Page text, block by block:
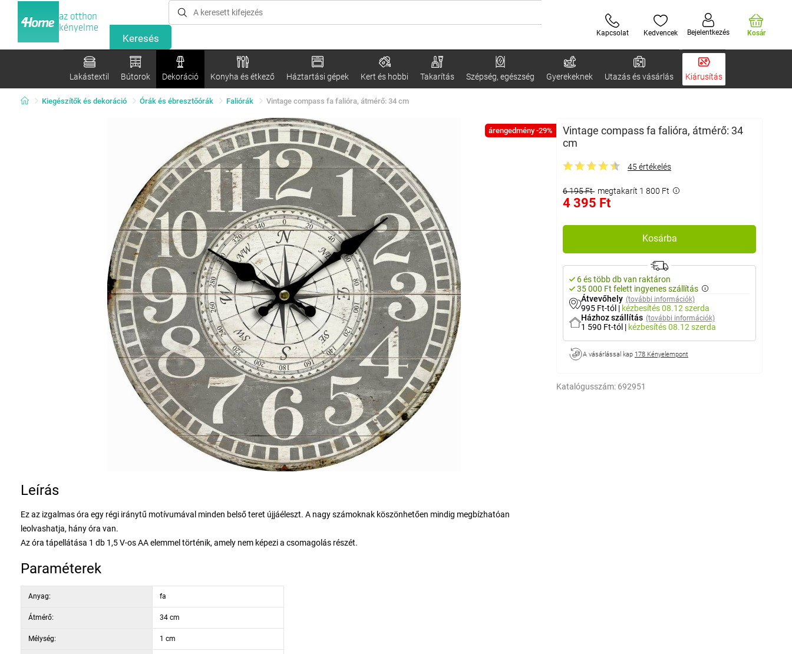
az otthon
kényelme
Kapcsolat Kedvencek Bejelentkezés Kosár
Lakástextil Bútorok Dekoráció Konyha és étkező Háztartási gépek Kert és hobbi Takarítás Szépség, egészség Gyerekeknek Utazás és vásárlás Kiárusítás
Kiegészítők és dekoráció Órák és ébresztőórák Faliórák Vintage compass fa falióra, átmérő: 34 cm
árengedmény -29%
Vintage compass fa falióra, átmérő: 34
cm
45 értékelés
6 195 Ft megtakarít 1 800 Ft
4 395 Ft
Kosárba
6 és több db van raktáron
35 000 Ft felett ingyenes szállítás
Átvevőhely (további információk)
995 Ft-tól | kézbesítés08.12 szerda
Házhoz szállítás (további információk)
1 590 Ft-tól | kézbesítés08.12 szerda
A vásárlással kap 178 Kényelempont
Katalógusszám: 692951
Leírás
Ez az izgalmas óra egy régi iránytű motívumával minden belső teret újjáéleszt. A nagy számoknak köszönhetően mindig megbízhatóan
leolvashatja, hány óra van.
Az óra tápellátása 1 db 1,5 V-os AA elemmel történik, amely nem képezi a csomagolás részét.
Paraméterek
Anyag: fa
Átmérő: 34 cm
Mélység: 1 cm